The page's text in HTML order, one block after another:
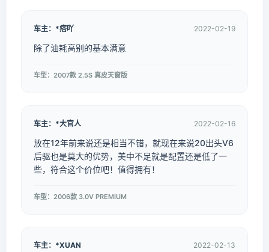
车主：*痞吖 2022-02-19
除了油耗高别的基本满意
车型：2007款 2.5S 真皮天窗版
车主：*大官人 2022-02-16
放在12年前来说还是相当不错，就现在来说20出头V6
后驱也是莫大的优势，美中不足就是配置还是低了一
些，符合这个价位吧！值得拥有！
车型：2006款 3.0V PREMIUM
车主：*XUAN 2022-02-13